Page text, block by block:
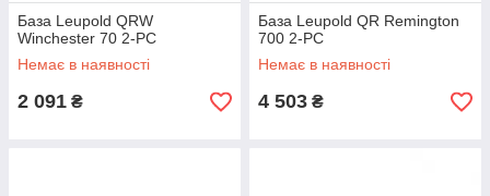
База Leupold QRW
Winchester 70 2-PC
Немає в наявності
2 091 ₴
База Leupold QR Remington
700 2-PC
Немає в наявності
4 503 ₴